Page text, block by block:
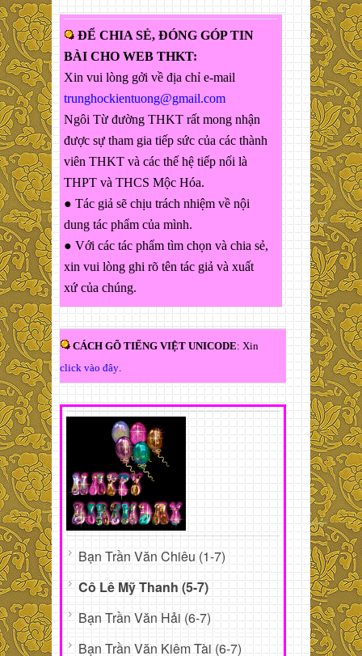
ĐỂ CHIA SẺ, ĐÓNG GÓP TIN
BÀI CHO WEB THKT:
Xin vui lòng gởi về địa chỉ e-mail
trunghockientuong@gmail.com
Ngôi Từ đường THKT rất mong nhận
được sự tham gia tiếp sức của các thành
viên THKT và các thế hệ tiếp nối là
THPT và THCS Mộc Hóa.
● Tác giả sẽ chịu trách nhiệm về nội
dung tác phẩm của mình.
● Với các tác phẩm tìm chọn và chia sẻ,
xin vui lòng ghi rõ tên tác giả và xuất
xứ của chúng.
CÁCH GÕ TIẾNG VIỆT UNICODE: Xin
click vào đây.
Bạn Trần Văn Chiêu (1-7)
Cô Lê Mỹ Thanh (5-7)
Bạn Trần Văn Hải (6-7)
Bạn Trần Văn Kiêm Tài (6-7)